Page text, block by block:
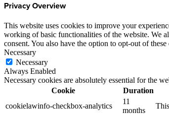
Privacy Overview
This website uses cookies to improve your
working of basic functionalities of the website. We
consent. You also have the option to opt-out of
Necessary
Necessary
Always Enabled
Necessary cookies are absolutely essential for the
Cookie
Duration
cookielawinfo-checkbox-analytics
11
months